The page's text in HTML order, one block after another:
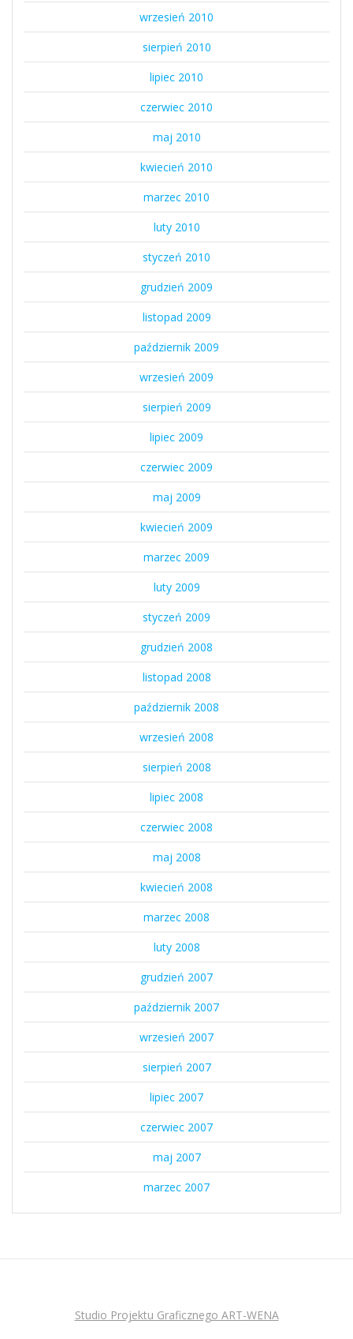
wrzesień 2010
sierpień 2010
lipiec 2010
czerwiec 2010
maj 2010
kwiecień 2010
marzec 2010
luty 2010
styczeń 2010
grudzień 2009
listopad 2009
październik 2009
wrzesień 2009
sierpień 2009
lipiec 2009
czerwiec 2009
maj 2009
kwiecień 2009
marzec 2009
luty 2009
styczeń 2009
grudzień 2008
listopad 2008
październik 2008
wrzesień 2008
sierpień 2008
lipiec 2008
czerwiec 2008
maj 2008
kwiecień 2008
marzec 2008
luty 2008
grudzień 2007
październik 2007
wrzesień 2007
sierpień 2007
lipiec 2007
czerwiec 2007
maj 2007
marzec 2007
Studio Projektu Graficznego ART-WENA